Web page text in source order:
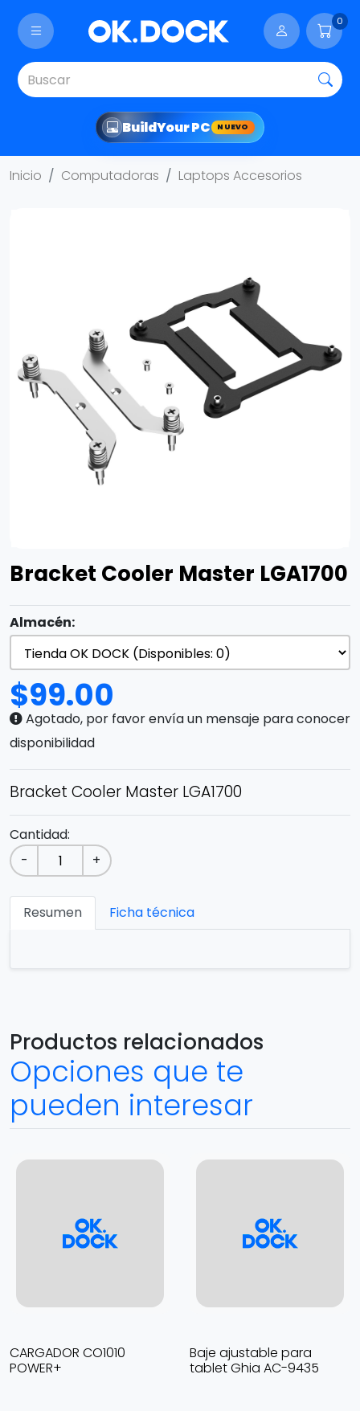
0
BuildYour PC NUEVO
Inicio Computadoras Laptops Accesorios
Bracket Cooler Master LGA1700
Almacén:
$99.00
Agotado, por favor envía un mensaje para conocer
disponibilidad
Bracket Cooler Master LGA1700
Cantidad:
-
+
Resumen Ficha técnica
Productos relacionados
Opciones que te
pueden interesar
CARGADOR CO1010
POWER+
Baje ajustable para
tablet Ghia AC-9435